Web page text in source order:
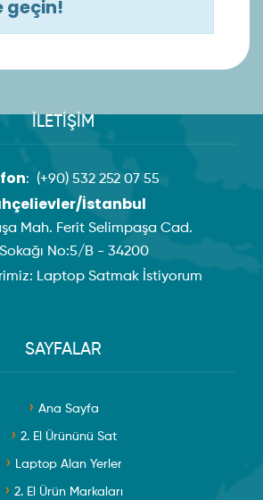
geçin!
İLETİŞİM
: (+90) 532 252 07 55
İstanbul
Mah. Ferit Selimpaşa Cad.
Sokağı No:5/B - 34200
Laptop Satmak İstiyorum
SAYFALAR
Ana Sayfa
2. El Ürününü Sat
Laptop Alan Yerler
2. El Ürün Markaları